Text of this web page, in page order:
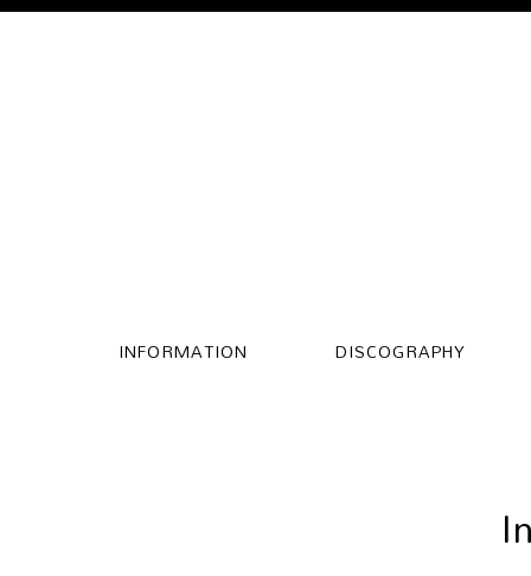
INFORMATION DISCOGRAPHY